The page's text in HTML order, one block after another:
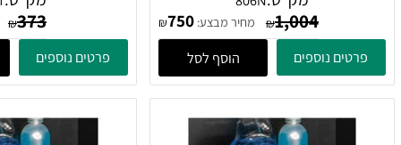
קורנר משופר שליפה מלאה
דו-צדדי ניקל
מק"ט:806N
₪1,004 מחיר מבצע: ₪750
הוסף לסל
פח אשפה 16
תחתית נירוסטה
מק"ט:281
₪373
פרטים נוספים